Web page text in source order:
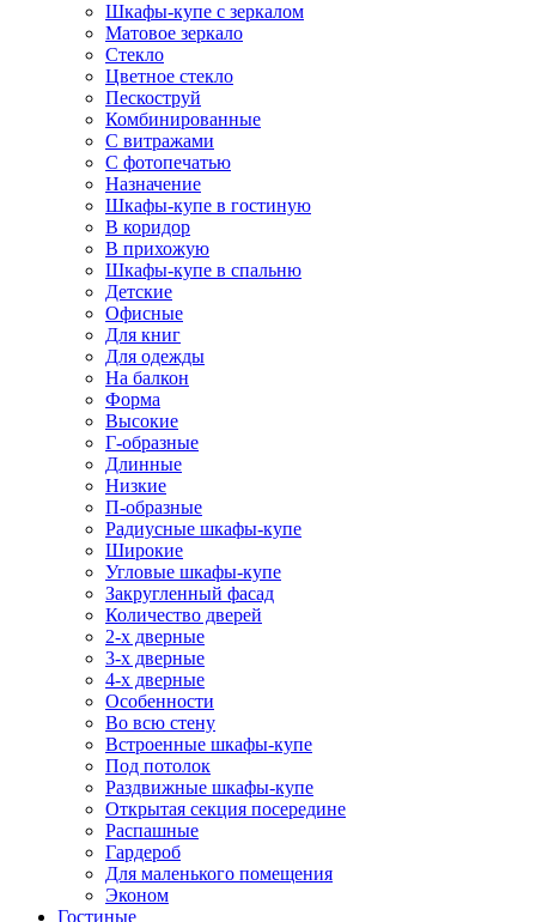
Шкафы-купе с зеркалом
Матовое зеркало
Стекло
Цветное стекло
Пескоструй
Комбинированные
С витражами
С фотопечатью
Назначение
Шкафы-купе в гостиную
В коридор
В прихожую
Шкафы-купе в спальню
Детские
Офисные
Для книг
Для одежды
На балкон
Форма
Высокие
Г-образные
Длинные
Низкие
П-образные
Радиусные шкафы-купе
Широкие
Угловые шкафы-купе
Закругленный фасад
Количество дверей
2-х дверные
3-х дверные
4-х дверные
Особенности
Во всю стену
Встроенные шкафы-купе
Под потолок
Раздвижные шкафы-купе
Открытая секция посередине
Распашные
Гардероб
Для маленького помещения
Эконом
Гостиные